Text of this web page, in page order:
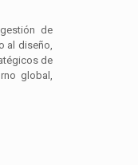
de
al diseño,
de
global,